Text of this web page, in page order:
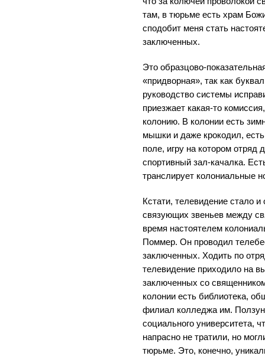
там, в тюрьме есть храм
сподобит меня стать
заключенных.
Это образцово-
«придворная», так как
руководство системы
приезжает какая-то
колонию. В колонии есть
мышки и даже крокодил,
поле, игру на котором отряд
спортивный зал-качалка.
транслирует колониальные
Кстати, телевидение стало
связующих звеньев между
время настоятелем
Поммер. Он проводил
заключенных. Ходить по
телевидение приходило на
заключенных со
колонии есть библиотека,
филиал колледжа им.
социального университета,
напрасно не тратили, но
тюрьме. Это, конечно,